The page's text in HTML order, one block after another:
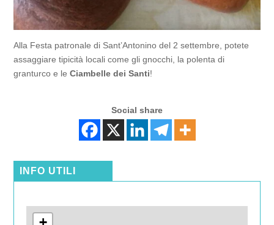
Alla Festa patronale di Sant’Antonino del 2 settembre, potete
assaggiare tipicità locali come gli gnocchi, la polenta di
granturco e leCiambelle dei Santi!
Social share
INFO UTILI